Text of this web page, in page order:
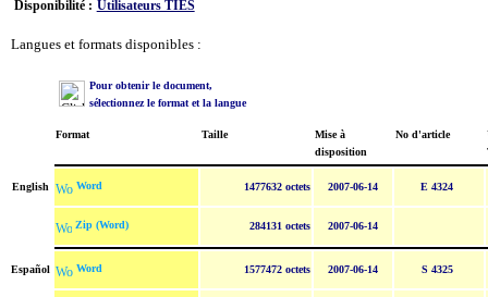
Disponibilité : Utilisateurs TIES
Langues et formats disponibles :
Pour obtenir le document,
sélectionnez le format et la langue
Format Taille
Mise à
disposition
No d'article
English Word 1477632 octets 2007-06-14 E 4324
Zip (Word) 284131 octets 2007-06-14
Español Word 1577472 octets 2007-06-14 S 4325